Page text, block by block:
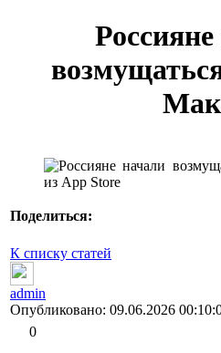
Поделиться:
К списку статей
admin
Опубликовано: 09.06.2026
0